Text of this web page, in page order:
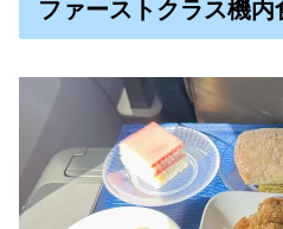
ファーストクラス機内